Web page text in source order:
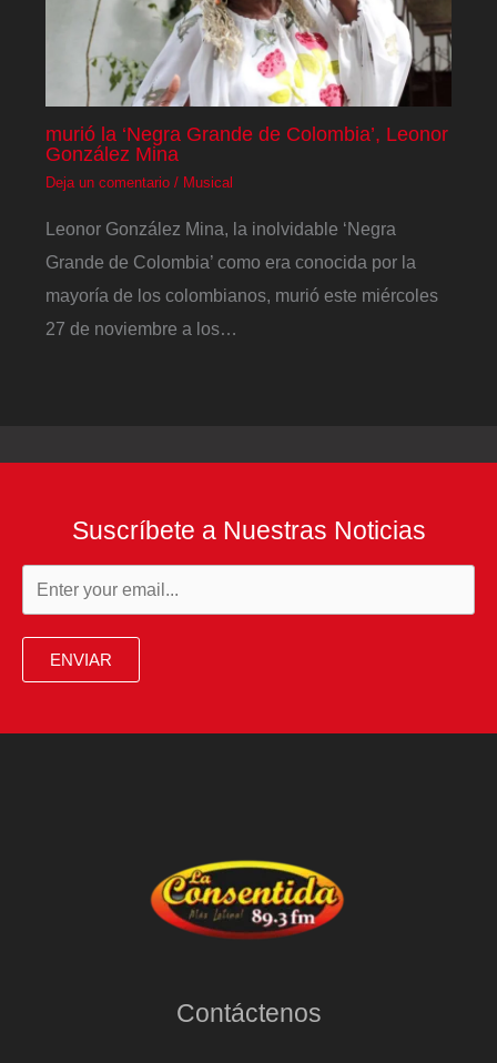
murió la ‘Negra Grande de Colombia’, Leonor
González Mina
Deja un comentario / Musical
Leonor González Mina, la inolvidable ‘Negra
Grande de Colombia’ como era conocida por la
mayoría de los colombianos, murió este miércoles
27 de noviembre a los…
Suscríbete a Nuestras Noticias
ENVIAR
Contáctenos